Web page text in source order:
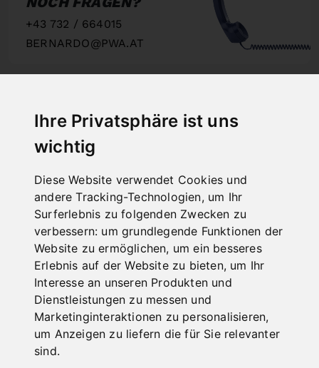
Ihre Privatsphäre ist uns
wichtig
Diese Website verwendet Cookies und
andere Tracking-Technologien, um Ihr
Surferlebnis zu folgenden Zwecken zu
verbessern: um grundlegende Funktionen der
Website zu ermöglichen, um ein besseres
Erlebnis auf der Website zu bieten, um Ihr
Interesse an unseren Produkten und
Dienstleistungen zu messen und
Marketinginteraktionen zu personalisieren,
um Anzeigen zu liefern die für Sie relevanter
sind.
+43 732 / 664015
BERNARDO@PWA.AT
SCHNELLE
ONLINE
KATALOGE